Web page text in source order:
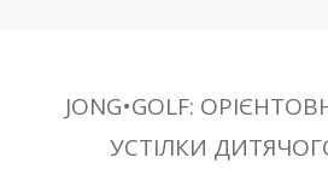
JONG•GOLF:
УСТІЛКИ